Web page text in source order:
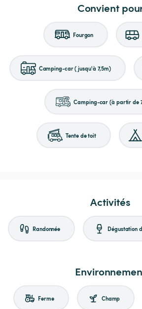
Convient
Fourgon
Camping-car (jusqu'à 7,5m)
Camping-car (à partir de
Tente de toit
Activités
Randonnée Dégustation
Ferme Champ